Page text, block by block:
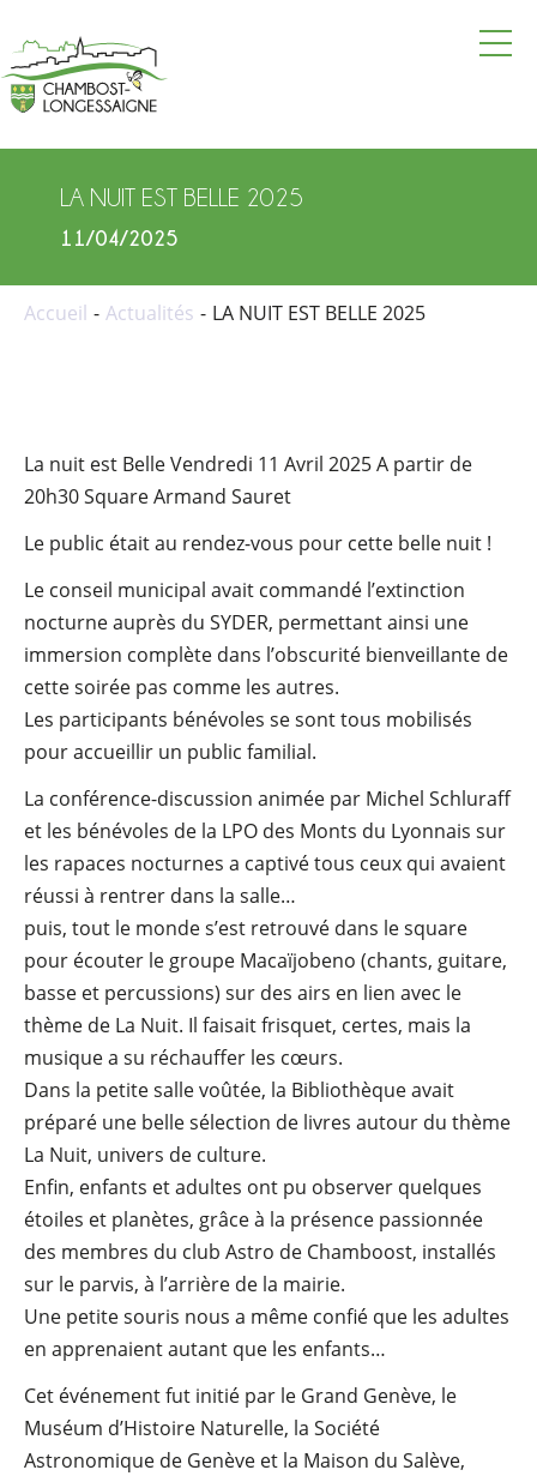
LA NUIT EST BELLE 2025
11/04/2025
Accueil Actualités LA NUIT EST BELLE 2025
La nuit est Belle Vendredi 11 Avril 2025 A partir de
20h30 Square Armand Sauret
Le public était au rendez-vous pour cette belle nuit !
Le conseil municipal avait commandé l’extinction
nocturne auprès du SYDER, permettant ainsi une
immersion complète dans l’obscurité bienveillante de
cette soirée pas comme les autres.
Les participants bénévoles se sont tous mobilisés
pour accueillir un public familial.
La conférence-discussion animée par Michel Schluraff
et les bénévoles de la LPO des Monts du Lyonnais sur
les rapaces nocturnes a captivé tous ceux qui avaient
réussi à rentrer dans la salle…
puis, tout le monde s’est retrouvé dans le square
pour écouter le groupe Macaïjobeno (chants, guitare,
basse et percussions) sur des airs en lien avec le
thème de La Nuit. Il faisait frisquet, certes, mais la
musique a su réchauffer les cœurs.
Dans la petite salle voûtée, la Bibliothèque avait
préparé une belle sélection de livres autour du thème
La Nuit, univers de culture.
Enfin, enfants et adultes ont pu observer quelques
étoiles et planètes, grâce à la présence passionnée
des membres du club Astro de Chamboost, installés
sur le parvis, à l’arrière de la mairie.
Une petite souris nous a même confié que les adultes
en apprenaient autant que les enfants…
Cet événement fut initié par le Grand Genève, le
Muséum d’Histoire Naturelle, la Société
Astronomique de Genève et la Maison du Salève,
Vie pratique
Vie locale
Actualités
Contacter la mairie